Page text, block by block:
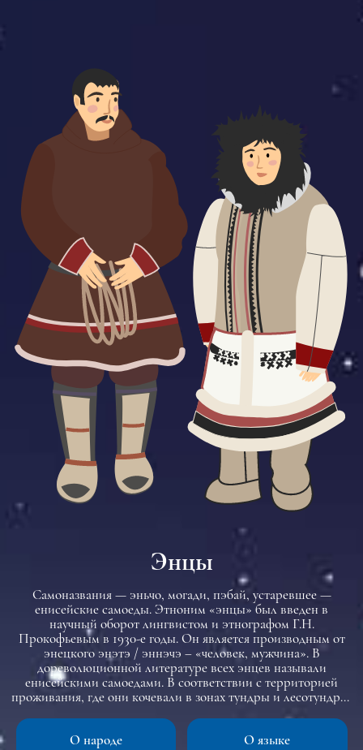
Энцы
Самоназвания — эньчо, могади, пэбай, устаревшее —
енисейские самоеды. Этноним «энцы» был введен в
научный оборот лингвистом и этнографом Г.Н.
Прокофьевым в 1930-е годы. Он является производным от
энецкого энэтэ / эннэчэ – «человек, мужчина». В
дореволюционной литературе всех энцев называли
енисейскими самоедами. В соответствии с территорией
проживания, где они кочевали в зонах тундры и лесотундры,
традиционной культуры, энцы делились на две группы:
О народе О языке